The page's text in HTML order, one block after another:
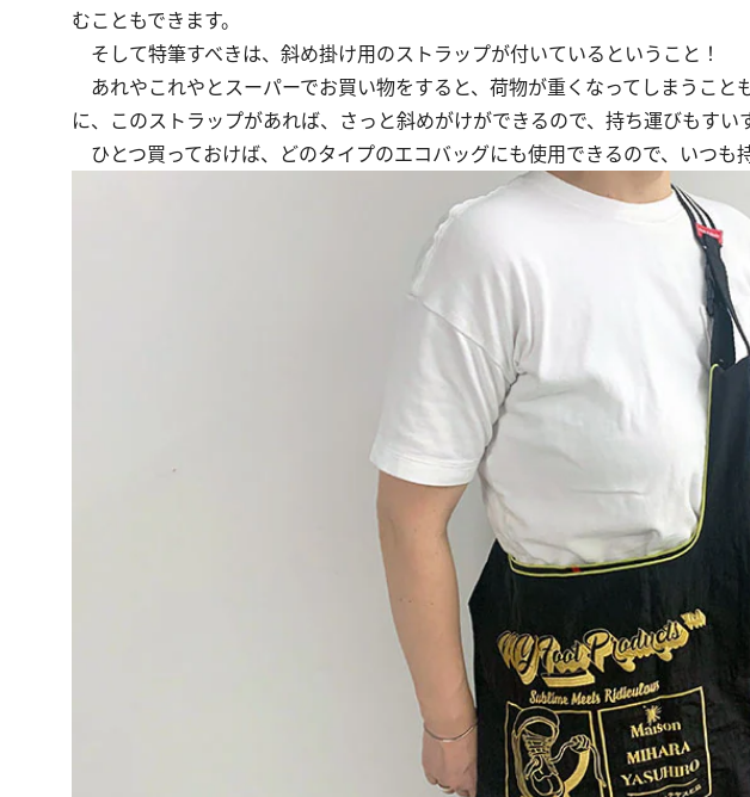
むこともできます。
そして特筆すべきは、斜め掛け用のストラップが付いているということ！
あれやこれやとスーパーでお買い物をすると、荷物が重くなってしまうこ
に、このストラップがあれば、さっと斜めがけができるので、持ち運びもすい
ひとつ買っておけば、どのタイプのエコバッグにも使用できるので、いつも